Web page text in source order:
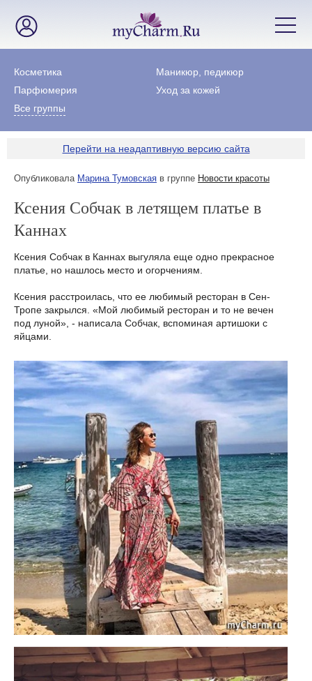
Косметика
Маникюр, педикюр
Парфюмерия
Уход за кожей
Все группы
Перейти на неадаптивную версию сайта
Опубликовала Марина Тумовская в группе Новости красоты
Ксения Собчак в летящем платье в
Каннах
Ксения Собчак в Каннах выгуляла еще одно прекрасное
платье, но нашлось место и огорчениям.
Ксения расстроилась, что ее любимый ресторан в Сен-
Тропе закрылся. «Мой любимый ресторан и то не вечен
под луной», - написала Собчак, вспоминая артишоки с
яйцами.